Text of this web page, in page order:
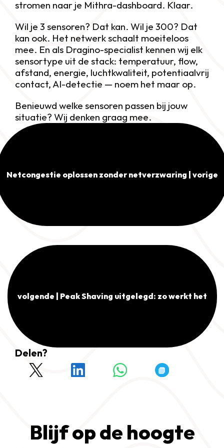
stromen naar je Mithra-dashboard. Klaar.
Wil je 3 sensoren? Dat kan. Wil je 300? Dat
kan ook. Het netwerk schaalt moeiteloos
mee. En als Dragino-specialist kennen wij elk
sensortype uit de stack: temperatuur, flow,
afstand, energie, luchtkwaliteit, potentiaalvrij
contact, AI-detectie — noem het maar op.
Benieuwd welke sensoren passen bij jouw
situatie? Wij denken graag mee.
Netcongestie oplossen zonder netverzwaring | vorige
volgende | Peak Shaving uitgelegd: zo werkt het
Delen?
Blijf op de hoogte